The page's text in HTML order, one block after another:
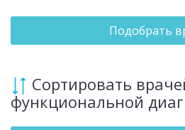
Подобрать
Сортировать
функциональной